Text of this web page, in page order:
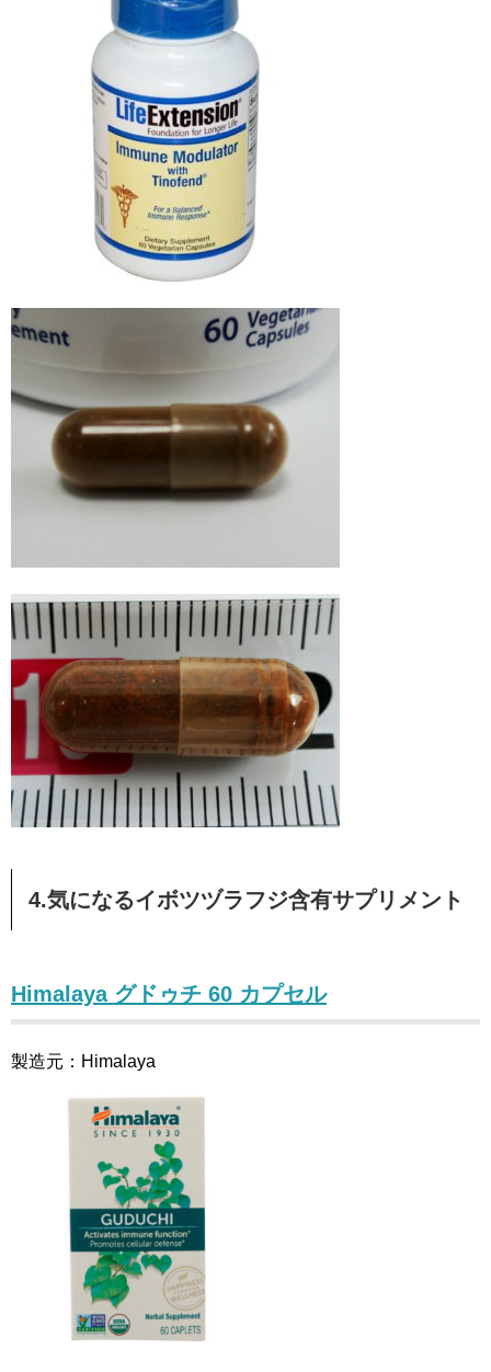
4.気になるイボツヅラフジ含有サプリメント
Himalaya グドゥチ 60 カプセル
製造元：Himalaya